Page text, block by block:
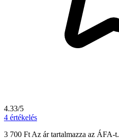
4.33/5
4 értékelés
3 700 Ft Az ár tartalmazza az ÁFA-t.